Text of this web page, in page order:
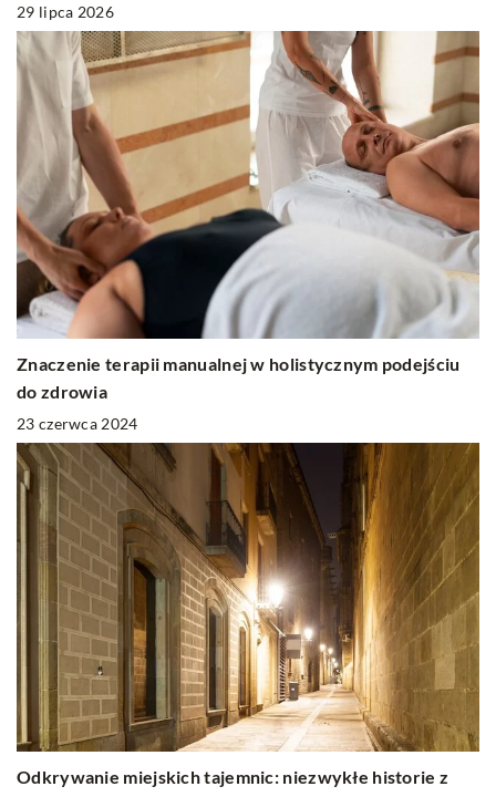
29 lipca 2026
Znaczenie terapii manualnej w holistycznym podejściu
do zdrowia
23 czerwca 2024
Odkrywanie miejskich tajemnic: niezwykłe historie z